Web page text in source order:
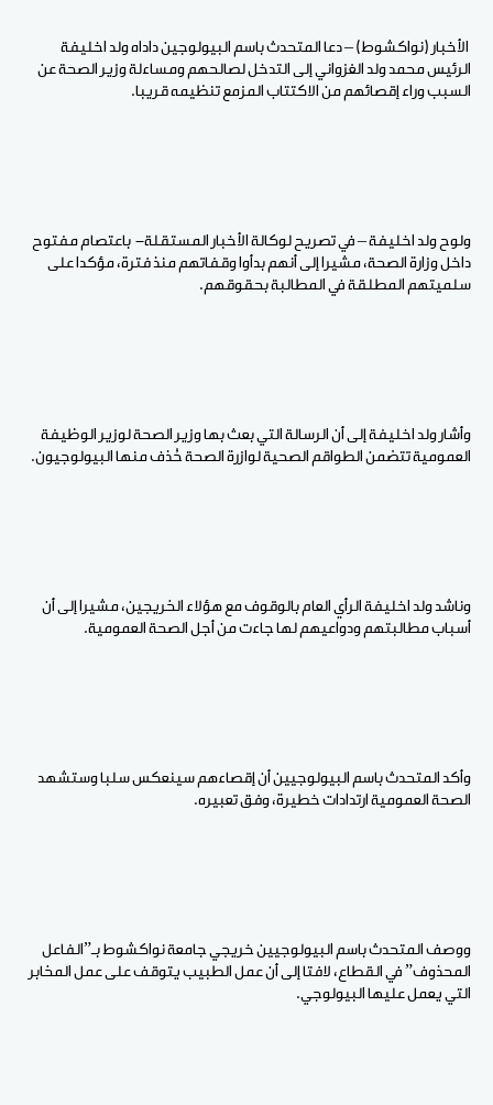
الأخبار (نواكشوط) – دعا المتحدث باسم البيولوجين داداه ولد اخليفة
الرئيس محمد ولد الغزواني إلى التدخل لصالحهم ومساءلة وزير الصحة عن
السبب وراء إقصائهم من الاكتتاب المزمع تنظيمه قريبا.
ولوح ولد اخليفة – في تصريح لوكالة الأخبار المستقلة- باعتصام مفتوح
داخل وزارة الصحة، مشيرا إلى أنهم بدأوا وقفاتهم منذ فترة، مؤكدا على
سلميتهم المطلقة في المطالبة بحقوقهم.
وأشار ولد اخليفة إلى أن الرسالة التي بعث بها وزير الصحة لوزير الوظيفة
العمومية تتضمن الطواقم الصحية لوازرة الصحة حُذف منها البيولوجيون.
وناشد ولد اخليفة الرأي العام بالوقوف مع هؤلاء الخريجين، مشيرا إلى أن
أسباب مطالبتهم ودواعيهم لها جاءت من أجل الصحة العمومية.
وأكد المتحدث باسم البيولوجيين أن إقصاءهم سينعكس سلبا وستشهد
الصحة العمومية ارتدادات خطيرة، وفق تعبيره.
ووصف المتحدث باسم البيولوجيين خريجي جامعة نواكشوط بـ”الفاعل
المحذوف” في القطاع، لافتا إلى أن عمل الطبيب يتوقف على عمل المخابر
التي يعمل عليها البيولوجي.